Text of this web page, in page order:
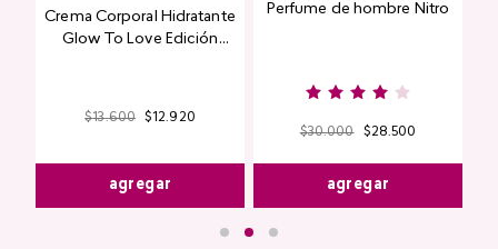
Crema Corporal Hidratante
Glow To Love Edición
$13.600 $12.920
agregar
Perfume de hombre Nitro
$30.000 $28.500
agregar